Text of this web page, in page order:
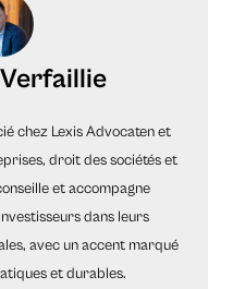
chez Lexis Advocaten et
droit des sociétés et
et accompagne
dans leurs
avec un accent marqué
et durables.